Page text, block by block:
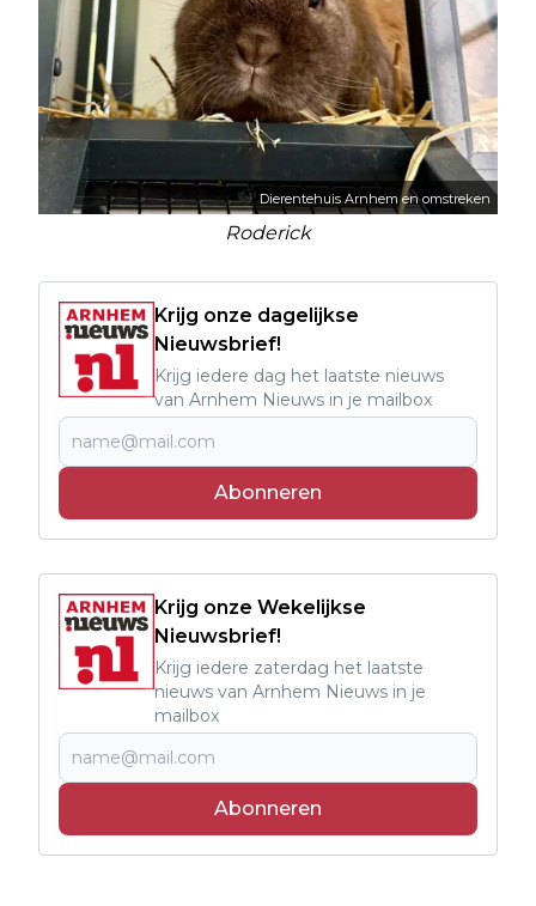
Dierentehuis Arnhem en omstreken
Roderick
Krijg onze dagelijkse
Nieuwsbrief!
Krijg iedere dag het laatste nieuws
van Arnhem Nieuws in je mailbox
Abonneren
Krijg onze Wekelijkse
Nieuwsbrief!
Krijg iedere zaterdag het laatste
nieuws van Arnhem Nieuws in je
mailbox
Abonneren